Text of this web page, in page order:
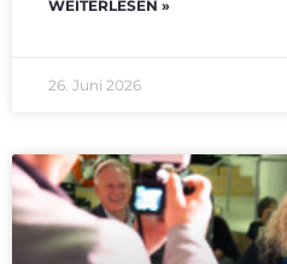
WEITERLESEN »
26. Juni 2026